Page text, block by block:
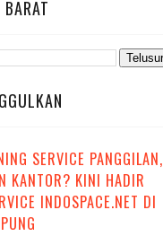
SERVICE PANGGILAN,
KANTOR? KINI HADIR
INDOSPACE.NET DI